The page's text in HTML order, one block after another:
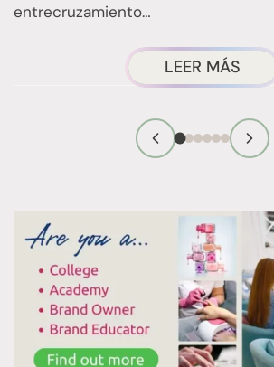
entrecruzamiento…
LEER MÁS
DE
LA
DE